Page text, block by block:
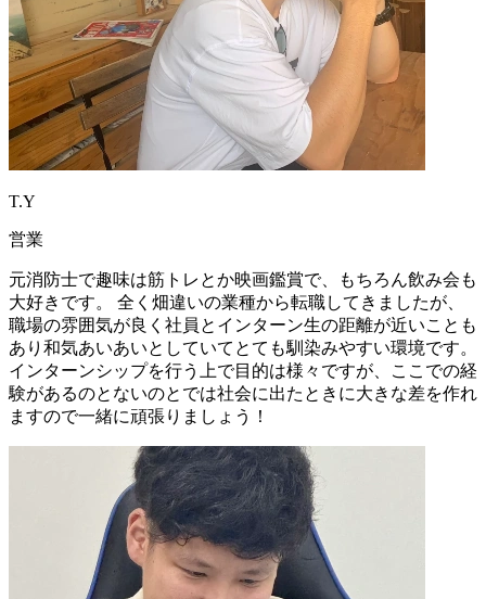
T.Y
営業
元消防士で趣味は筋トレとか映画鑑賞で、もちろん飲み会も
大好きです。 全く畑違いの業種から転職してきましたが、
職場の雰囲気が良く社員とインターン生の距離が近いことも
あり和気あいあいとしていてとても馴染みやすい環境です。
インターンシップを行う上で目的は様々ですが、ここでの経
験があるのとないのとでは社会に出たときに大きな差を作れ
ますので一緒に頑張りましょう！